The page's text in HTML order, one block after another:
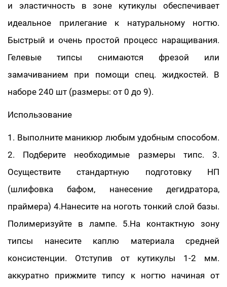
и эластичность в зоне кутикулы обеспечивает
идеальное прилегание к натуральному ногтю.
Быстрый и очень простой процесс наращивания.
Гелевые типсы снимаются фрезой или
замачиванием при помощи спец. жидкостей. В
наборе 240 шт (размеры: от 0 до 9).
Использование
1. Выполните маникюр любым удобным способом.
2. Подберите необходимые размеры типс. 3.
Осуществите стандартную подготовку НП
(шлифовка бафом, нанесение дeгидратора,
праймера) 4.Нанесите на ноготь тонкий слой базы.
Полимеризуйте в лампе. 5.На контактную зону
типсы нанесите каплю материала средней
консистенции. Отступив от кутикулы 1-2 мм.
аккуратно прижмите типсу к ногтю начиная от